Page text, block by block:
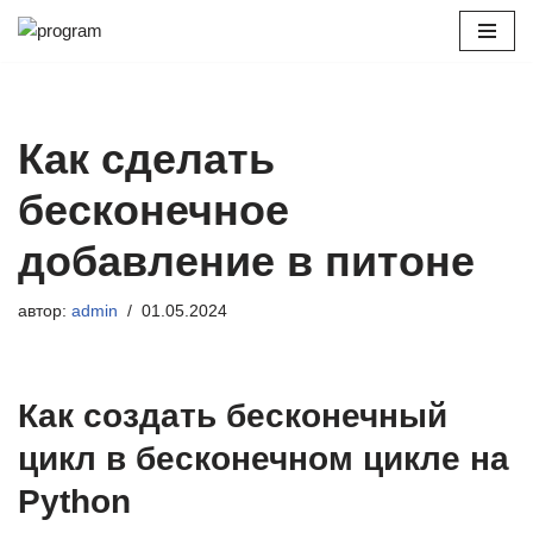
Как сделать
бесконечное
добавление в питоне
автор: admin 01.05.2024
Как создать бесконечный
цикл в бесконечном цикле на
Python